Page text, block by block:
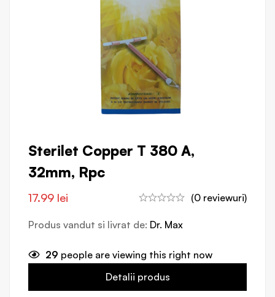
Sterilet Copper T 380 A,
32mm, Rpc
17.99 lei (0 reviewuri)
Produs vandut si livrat de: Dr. Max
29 people are viewing this right now
Detalii produs